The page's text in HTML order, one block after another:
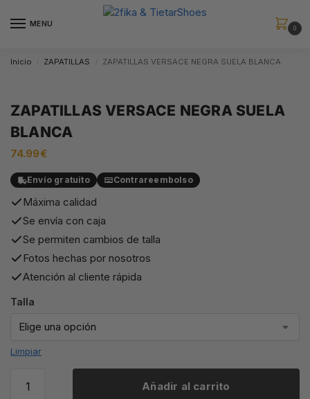
MENU
0
Inicio ZAPATILLAS ZAPATILLAS VERSACE NEGRA SUELA BLANCA
ZAPATILLAS VERSACE NEGRA SUELA
BLANCA
74.99€
Envío gratuito Contrareembolso
Máxima calidad
Se envía con caja
Se permiten cambios de talla
Fotos hechas por nosotros
Atención al cliente rápida
Talla
Limpiar
Añadir al carrito